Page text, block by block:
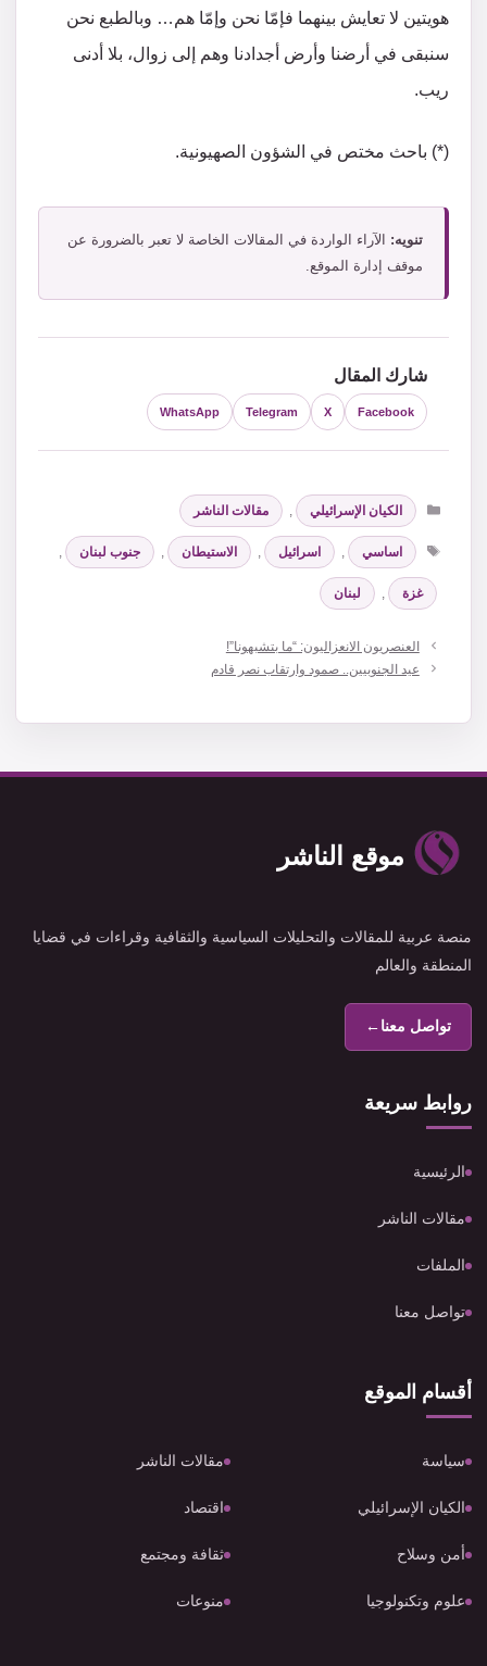
هويتين لا تعايش بينهما فإمّا نحن وإمّا هم… وبالطبع نحن
سنبقى في أرضنا وأرض أجدادنا وهم إلى زوال، بلا أدنى
ريب.
(*) باحث مختص في الشؤون الصهيونية.
تنويه: الآراء الواردة في المقالات الخاصة لا تعبر بالضرورة عن
موقف إدارة الموقع.
شارك المقال
Facebook
X
Telegram
WhatsApp
التصنيفات
الكيان الإسرائيلي
مقالات الناشر
الوسوم
اساسي اسرائيل الاستيطان جنوب لبنان
غزة لبنان
العنصريون الانعزاليون: “ما بتشبهونا”!
عيد الجنوبيين.. صمود وارتقاب نصر قادم
موقع الناشر
منصة عربية للمقالات والتحليلات السياسية والثقافية وقراءات في قضايا
المنطقة والعالم
تواصل معنا←
روابط سريعة
الرئيسية
مقالات الناشر
الملفات
تواصل معنا
أقسام الموقع
سياسة مقالات الناشر
الكيان الإسرائيلي اقتصاد
أمن وسلاح ثقافة ومجتمع
علوم وتكنولوجيا منوعات